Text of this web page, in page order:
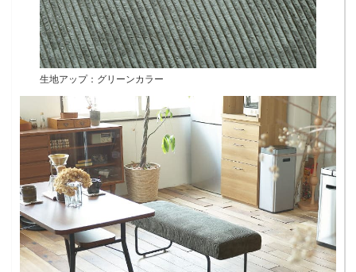
生地アップ：グリーンカラー